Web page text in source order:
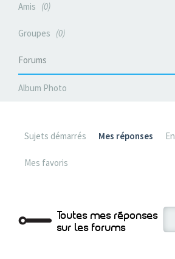
Amis 0
Groupes 0
Forums
Album Photo
Sujets démarrés Mes réponses
Mes favoris
Toutes mes réponses
sur les forums